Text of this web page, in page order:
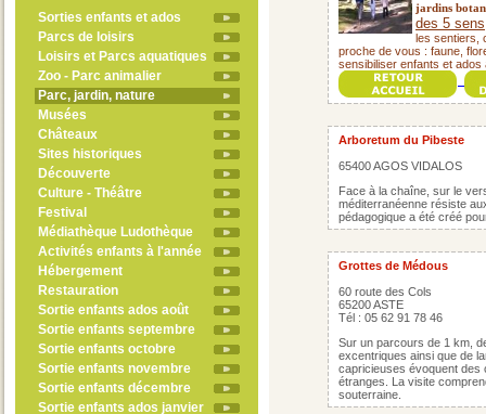
Sorties enfants et ados
Parcs de loisirs
Loisirs et Parcs aquatiques
Zoo - Parc animalier
Parc, jardin, nature
Musées
Châteaux
Sites historiques
Découverte
Culture - Théâtre
Festival
Médiathèque Ludothèque
Activités enfants à l'année
Hébergement
Restauration
Sortie enfants ados août
Sortie enfants septembre
Sortie enfants octobre
Sortie enfants novembre
Sortie enfants décembre
Sortie enfants ados janvier
jardins
des 5 sens
les sentiers,
proche de vous : faune,
sensibiliser enfants et ados
Arboretum du Pibeste
65400 AGOS VIDALOS
Face à la chaîne, sur le
méditerranéenne résiste
pédagogique a été créé
Grottes de Médous
60 route des Cols
65200 ASTE
Tél : 05 62 91 78 46
Sur un parcours de 1 km,
excentriques ainsi que de
capricieuses évoquent
étranges. La visite
souterraine.